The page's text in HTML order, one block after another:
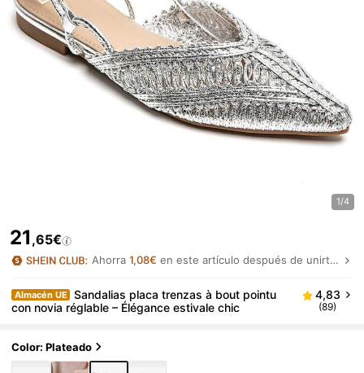
1/4
21 ,65€
Ahorra 1,08€ en este artículo después de unirte.
Almacén UE
Sandalias placa trenzas à bout pointu
con novia réglable – Élégance estivale chic
4,83
(89)
Color: Plateado